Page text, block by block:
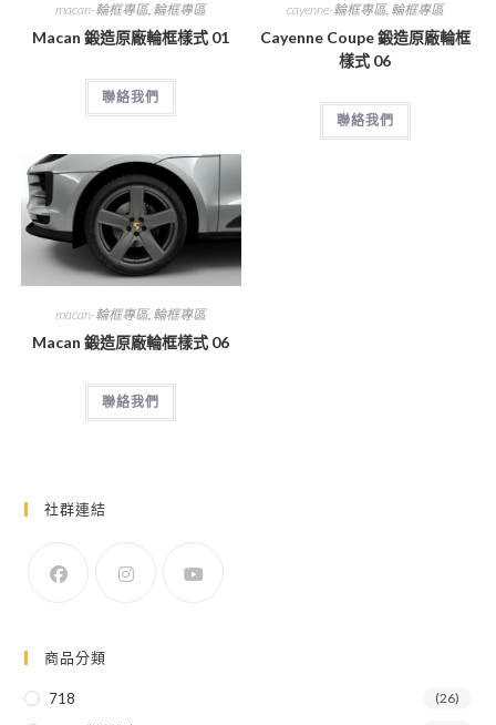
macan-輪框專區, 輪框專區
Macan 鍛造原廠輪框樣式 01
聯絡我們
cayenne-輪框專區, 輪框專區
Cayenne Coupe 鍛造原廠輪框
樣式 06
聯絡我們
macan-輪框專區, 輪框專區
Macan 鍛造原廠輪框樣式 06
聯絡我們
社群連結
商品分類
718 (26)